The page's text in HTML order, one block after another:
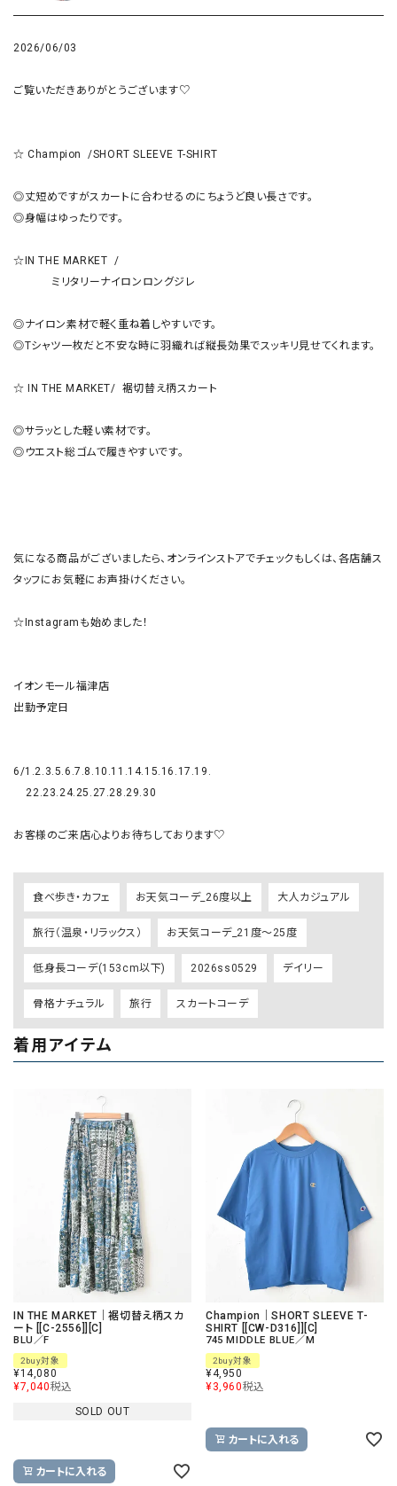
2026/06/03
ご覧いただきありがとうございます♡
☆ Champion  /SHORT SLEEVE T-SHIRT
◎丈短めですがスカートに合わせるのにちょうど良い長さです。
◎身幅はゆったりです。
☆IN THE MARKET  /
◎ナイロン素材で軽く重ね着しやすいです。
◎Tシャツ一枚だと不安な時に羽織れば縦長効果でスッキリ見せてくれます。
☆ IN THE MARKET/  裾切替え柄スカート
◎サラッとした軽い素材です。
◎ウエスト総ゴムで履きやすいです。
気になる商品がございましたら、オンラインストアでチェックもしくは、各店舗ス
タッフにお気軽にお声掛けください。
☆Instagramも始めました！
イオンモール福津店
出勤予定日
6/1.2.3.5.6.7.8.10.11.14.15.16.17.19.
お客様のご来店心よりお待ちしております♡
食べ歩き・カフェ お天気コーデ_26度以上 大人カジュアル
旅行（温泉・リラックス） お天気コーデ_21度～25度
低身長コーデ(153cm以下) 2026ss0529 デイリー
骨格ナチュラル 旅行 スカートコーデ
着用アイテム
IN THE MARKET｜裾切替え柄スカ
ート [[C-2556]][C]
BLU／F
2buy対象
¥14,080
¥7,040税込
SOLD OUT
カートに入れる
Champion｜SHORT SLEEVE T-
SHIRT [[CW-D316]][C]
745 MIDDLE BLUE／M
2buy対象
¥4,950
¥3,960税込
カートに入れる